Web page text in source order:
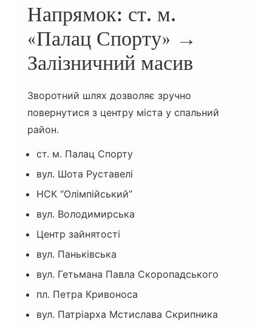
Напрямок: ст. м.
«Палац Спорту» →
Залізничний масив
Зворотний шлях дозволяє зручно
повернутися з центру міста у спальний
район.
ст. м. Палац Спорту
вул. Шота Руставелі
НСК “Олімпійський”
вул. Володимирська
Центр зайнятості
вул. Паньківська
вул. Гетьмана Павла Скоропадського
пл. Петра Кривоноса
вул. Патріарха Мстислава Скрипника